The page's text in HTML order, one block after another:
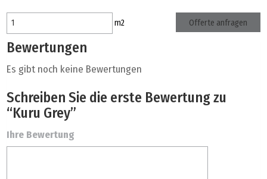
m2 Offerte anfragen
Bewertungen
Es gibt noch keine Bewertungen
Schreiben Sie die erste Bewertung zu
“Kuru Grey”
Ihre Bewertung